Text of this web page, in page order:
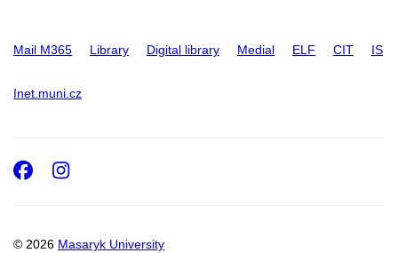
Mail M365 Library Digital library Medial ELF CIT IS
Inet.muni.cz
© 2026 Masaryk University
Facebook
Instagram